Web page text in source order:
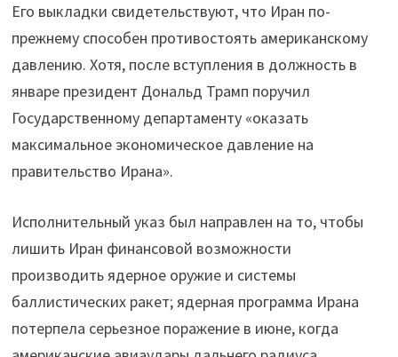
Его выкладки свидетельствуют, что Иран по-
прежнему способен противостоять американскому
давлению. Хотя, после вступления в должность в
январе президент Дональд Трамп поручил
Государственному департаменту «оказать
максимальное экономическое давление на
правительство Ирана».
Исполнительный указ был направлен на то, чтобы
лишить Иран финансовой возможности
производить ядерное оружие и системы
баллистических ракет; ядерная программа Ирана
потерпела серьезное поражение в июне, когда